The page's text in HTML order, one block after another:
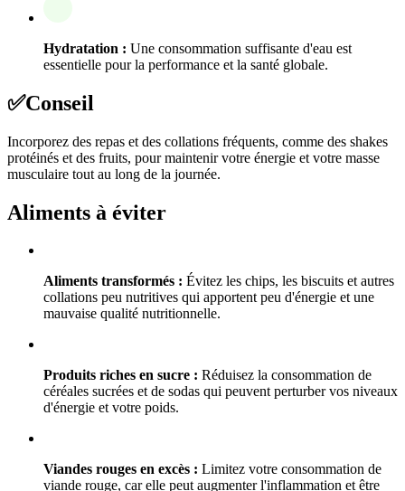
Hydratation : Une consommation suffisante d'eau est
essentielle pour la performance et la santé globale.
✅Conseil
Incorporez des repas et des collations fréquents, comme des shakes
protéinés et des fruits, pour maintenir votre énergie et votre masse
musculaire tout au long de la journée.
Aliments à éviter
Aliments transformés : Évitez les chips, les biscuits et autres
collations peu nutritives qui apportent peu d'énergie et une
mauvaise qualité nutritionnelle.
Produits riches en sucre : Réduisez la consommation de
céréales sucrées et de sodas qui peuvent perturber vos niveaux
d'énergie et votre poids.
Viandes rouges en excès : Limitez votre consommation de
viande rouge, car elle peut augmenter l'inflammation et être